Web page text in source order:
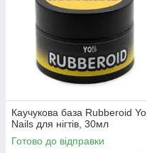
Каучукова база Rubberoid Yo
Nails для нігтів, 30мл
Готово до відправки